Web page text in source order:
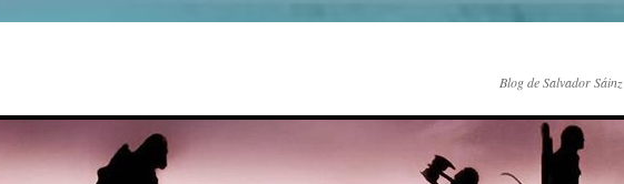
Blog de Salvador Sáinz